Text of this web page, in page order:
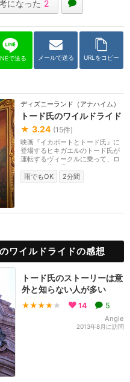
になった 2
で送る メールで送る URLをコピー
ディズニーランド（アナハイム）
トード氏のワイルドライド
★ 3.24 (15件)
映画『イカボートとトード氏』に
登場するヒキガエルのトード氏が
運転するヴィークルに乗って、ロ
ンドンの街を巡る...
雨でもOK
2分間
ワイルドライドの感想
トード氏のストーリーは意
外と知らない人が多い
★★★★ ★ 14 5
Angie
2013年8月に訪問